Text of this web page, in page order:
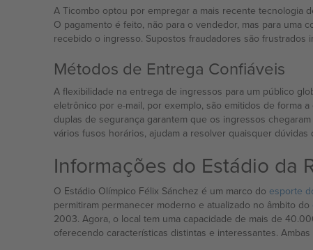
A Ticombo optou por empregar a mais recente tecnologia
O pagamento é feito, não para o vendedor, mas para
recebido o ingresso. Supostos fraudadores são
Métodos de Entrega Confiáveis
A flexibilidade na entrega de ingressos para um público
eletrônico por e-mail, por exemplo, são emitidos de forma
duplas de segurança garantem que os ingressos
vários fusos horários, ajudam a resolver quaisquer dúvidas
Informações do Estádio da
O Estádio Olímpico Félix Sánchez é um marco do esporte
permitiram permanecer moderno e atualizado no âmbito do
2003. Agora, o local tem uma capacidade de mais de
oferecendo características distintas e interessantes.